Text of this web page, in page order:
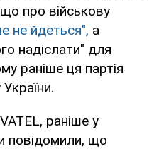
про військову
не йдеться", а
надіслати" для
раніше ця партія
раніше у
повідомили, що